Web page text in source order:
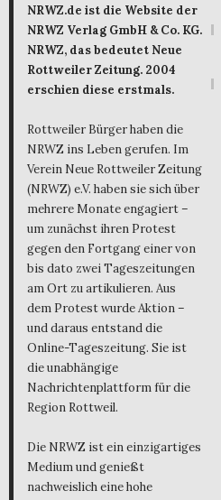
NRWZ.de ist die Website der
NRWZ Verlag GmbH & Co. KG.
NRWZ, das bedeutet Neue
Rottweiler Zeitung. 2004
erschien diese erstmals.
Rottweiler Bürger haben die
NRWZ ins Leben gerufen. Im
Verein Neue Rottweiler Zeitung
(NRWZ) e.V. haben sie sich über
mehrere Monate engagiert –
um zunächst ihren Protest
gegen den Fortgang einer von
bis dato zwei Tageszeitungen
am Ort zu artikulieren. Aus
dem Protest wurde Aktion –
und daraus entstand die
Online-Tageszeitung. Sie ist
die unabhängige
Nachrichtenplattform für die
Region Rottweil.
Die NRWZ ist ein einzigartiges
Medium und genießt
nachweislich eine hohe